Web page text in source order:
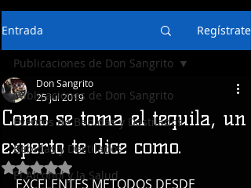
Entrada Regístrate
Publicaciones de Don Sangrito
Eventos de Bebidas y Destilados
Bebidas y Destilados
El Alcohol y la Salud
Publicaciones de Don Sangrito
Como se toma el tequila, un
experto te dice como.
Don Sangrito
25 jul 2019
Obtuvo NaN de 5 estrellas.
EXCELENTES METODOS DESDE